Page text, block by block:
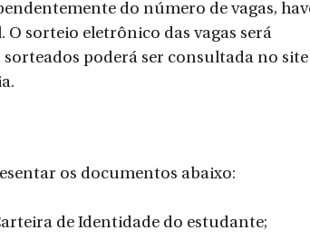
do número de vagas,
sorteio eletrônico das vagas será
poderá ser consultada no site
os documentos abaixo:
de Identidade do estudante;